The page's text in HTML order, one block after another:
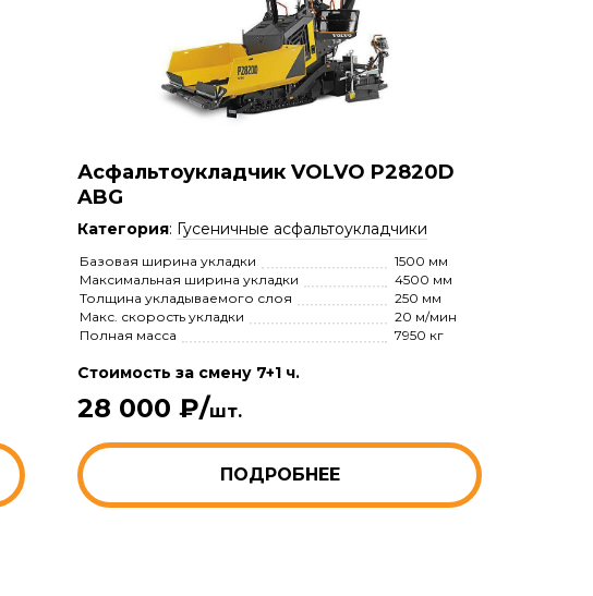
Асфальтоукладчик VOLVO P2820D
ABG
Категория: Гусеничные асфальтоукладчики
Базовая ширина укладки
1500 мм
Максимальная ширина укладки
4500 мм
Толщина укладываемого слоя
250 мм
Макс. скорость укладки
20 м/мин
Полная масса
7950 кг
Стоимость за смену 7+1 ч.
28 000 ₽/шт.
ПОДРОБНЕЕ